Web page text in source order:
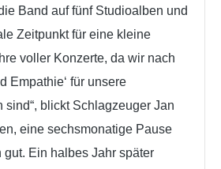
Band auf fünf Studioalben und
Zeitpunkt für eine kleine
voller Konzerte, da wir nach
Empathie‘ für unsere
blickt Schlagzeuger Jan
eine sechsmonatige Pause
gut. Ein halbes Jahr später